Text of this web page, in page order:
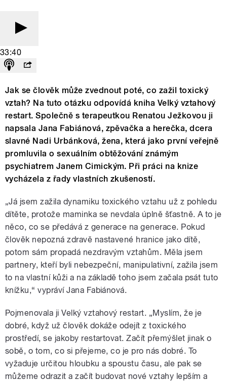
33:40
Jak se člověk může zvednout poté, co zažil toxický
vztah? Na tuto otázku odpovídá kniha Velký vztahový
restart. Společně s terapeutkou Renatou Ježkovou ji
napsala Jana Fabiánová, zpěvačka a herečka, dcera
slavné Nadi Urbánková, žena, která jako první veřejně
promluvila o sexuálním obtěžování známým
psychiatrem Janem Cimickým. Při práci na knize
vycházela z řady vlastních zkušeností.
„Já jsem zažila dynamiku toxického vztahu už z pohledu
dítěte, protože maminka se nevdala úplně šťastně. A to je
něco, co se předává z generace na generace. Pokud
člověk nepozná zdravě nastavené hranice jako dítě,
potom sám propadá nezdravým vztahům. Měla jsem
partnery, kteří byli nebezpeční, manipulativní, zažila jsem
to na vlastní kůži a na základě toho jsem začala psát tuto
knížku,“ vypráví Jana Fabiánová.
Pojmenovala ji Velký vztahový restart. „Myslím, že je
dobré, když už člověk dokáže odejít z toxického
prostředí, se jakoby restartovat. Začít přemýšlet jinak o
sobě, o tom, co si přejeme, co je pro nás dobré. To
vyžaduje určitou hloubku a spoustu času, ale pak se
můžeme odrazit a začít budovat nové vztahy lepším a